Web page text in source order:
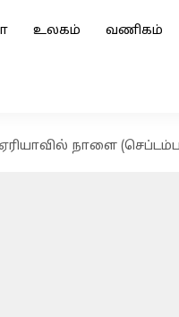
உலகம் வணிகம்
நாளை